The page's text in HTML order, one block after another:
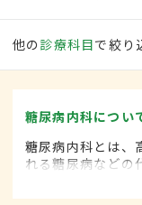
他の 診療科目で絞り
糖尿病内科につい
糖尿病内科とは、
れる糖尿病などの
生活習慣病を専